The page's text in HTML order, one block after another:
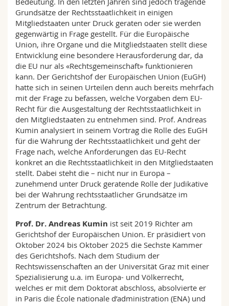
Grundsätze der Rechtsstaatlichkeit in einigen
Mitgliedstaaten unter Druck geraten oder sie werden
gegenwärtig in Frage gestellt. Für die Europäische
Union, ihre Organe und die Mitgliedstaaten stellt diese
Entwicklung eine besondere Herausforderung dar, da
die EU nur als «Rechtsgemeinschaft» funktionieren
kann. Der Gerichtshof der Europäischen Union (EuGH)
hatte sich in seinen Urteilen denn auch bereits mehrfach
mit der Frage zu befassen, welche Vorgaben dem EU-
Recht für die Ausgestaltung der Rechtsstaatlichkeit in
den Mitgliedstaaten zu entnehmen sind. Prof. Andreas
Kumin analysiert in seinem Vortrag die Rolle des EuGH
für die Wahrung der Rechtsstaatlichkeit und geht der
Frage nach, welche Anforderungen das EU-Recht
konkret an die Rechtsstaatlichkeit in den Mitgliedstaaten
stellt. Dabei steht die – nicht nur in Europa –
zunehmend unter Druck geratende Rolle der Judikative
bei der Wahrung rechtsstaatlicher Grundsätze im
Zentrum der Betrachtung.
Prof. Dr. Andreas Kumin ist seit 2019 Richter am
Gerichtshof der Europäischen Union. Er präsidiert von
Oktober 2024 bis Oktober 2025 die Sechste Kammer
des Gerichtshofs. Nach dem Studium der
Rechtswissenschaften an der Universität Graz mit einer
Spezialisierung u.a. im Europa- und Völkerrecht,
welches er mit dem Doktorat abschloss, absolvierte er
in Paris die École nationale d’administration (ENA) und